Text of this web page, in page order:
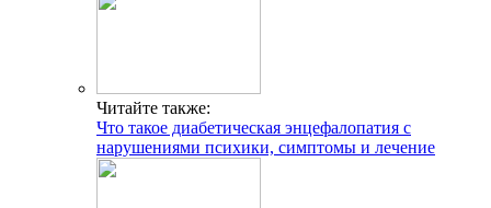
Читайте также:
Что такое диабетическая энцефалопатия с
нарушениями психики, симптомы и лечение